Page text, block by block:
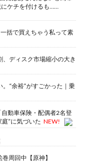
ケチを付けるも……
括で買えちゃう私って素
、ディスク市場縮小の大き
。“余裕”がすごかった｜乗
動車保険・配偶者2名登
”に気づいた NEW!
周回中【原神】